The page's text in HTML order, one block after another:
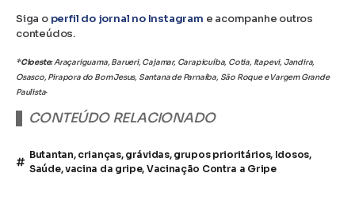
Siga o perfil do jornal no Instagram e acompanhe outros
conteúdos.
*Cioeste:Araçariguama, Barueri, Cajamar, Carapicuíba, Cotia, Itapevi, Jandira,
Osasco, Pirapora do Bom Jesus, Santana de Parnaíba, São Roque e Vargem Grande
Paulista.
CONTEÚDO RELACIONADO
Butantan, crianças, grávidas, grupos prioritários, Idosos,
Saúde,vacina da gripe, Vacinação Contra a Gripe